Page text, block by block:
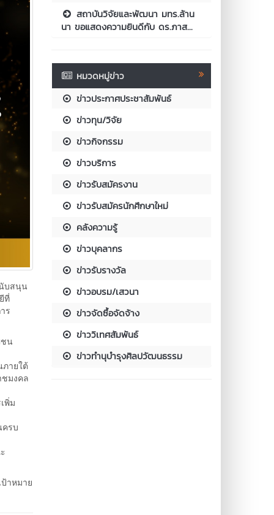
บสนุน
ที่
ร
ชน
ายใต้
ชมงคล
พิ่ม
ครบ
าหมาย
สถาบันวิจัยและพัฒนา มทร.ล้าน
นา ขอแสดงความยินดีกับ ดร.ภาส...
หมวดหมู่ข่าว
ข่าวประกาศประชาสัมพันธ์
ข่าวทุน/วิจัย
ข่าวกิจกรรม
ข่าวบริการ
ข่าวรับสมัครงาน
ข่าวรับสมัครนักศึกษาใหม่
คลังความรู้
ข่าวบุคลากร
ข่าวรับรางวัล
ข่าวอบรม/เสวนา
ข่าวจัดซื้อจัดจ้าง
ข่าววิเทศสัมพันธ์
ข่าวทำนุบำรุงศิลปวัฒนธรรม